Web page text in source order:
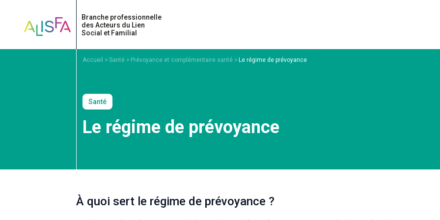
Accueil Santé Prévoyance et complémentaire santé Le régime de prévoyance
Santé
Le régime de prévoyance
À quoi sert le régime de prévoyance ?